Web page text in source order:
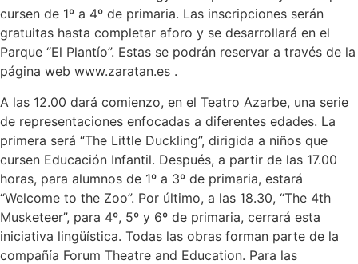
cursen de 1º a 4º de primaria. Las inscripciones serán
gratuitas hasta completar aforo y se desarrollará en el
Parque “El Plantío”. Estas se podrán reservar a través de la
página web www.zaratan.es .
A las 12.00 dará comienzo, en el Teatro Azarbe, una serie
de representaciones enfocadas a diferentes edades. La
primera será “The Little Duckling”, dirigida a niños que
cursen Educación Infantil. Después, a partir de las 17.00
horas, para alumnos de 1º a 3º de primaria, estará
“Welcome to the Zoo”. Por último, a las 18.30, “The 4th
Musketeer”, para 4º, 5º y 6º de primaria, cerrará esta
iniciativa lingüística. Todas las obras forman parte de la
compañía Forum Theatre and Education. Para las